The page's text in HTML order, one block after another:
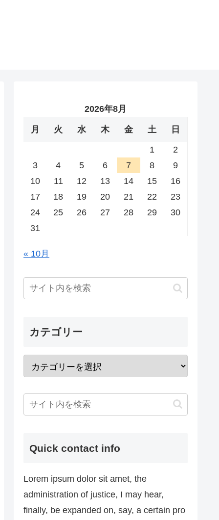
2026年8月
月 火 水 木 金 土 日
1
2
3
4 5 6 7 8
9
10
11 12 13 14 15
16
17
18 19 20 21 22
23
24
25 26 27 28 29
30
31
« 10月
カテゴリー
Quick contact info
Lorem ipsum dolor sit amet, the
administration of justice, I may hear,
finally, be expanded on, say, a certain pro